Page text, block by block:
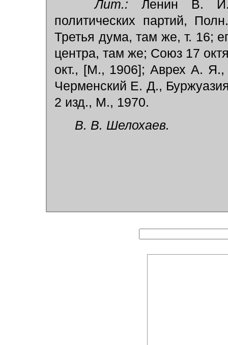
Лит.: Ленин В. И.,
политических партий,
Третья дума, там же, т. 16;
центра, там же; Союз 17
окт., [М., 1906]; Аврех А.
Черменский Е. Д.,
2 изд., М., 1970.
В. В. Шелохаев.